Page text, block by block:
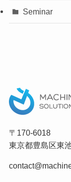
Seminar
〒170-6018
東京都豊島区東